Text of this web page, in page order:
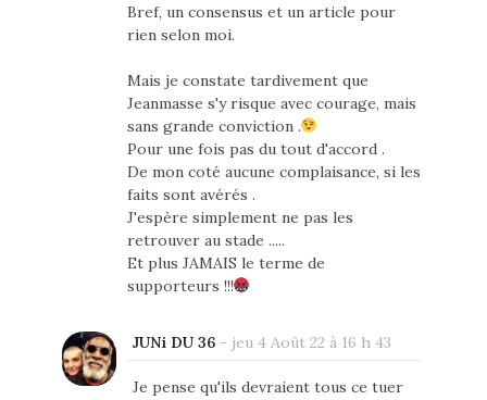
Bref, un consensus et un article pour
rien selon moi.
Mais je constate tardivement que
Jeanmasse s'y risque avec courage, mais
sans grande conviction .
Pour une fois pas du tout d'accord .
De mon coté aucune complaisance, si les
faits sont avérés .
J'espère simplement ne pas les
retrouver au stade .....
Et plus JAMAIS le terme de
supporteurs !!!
JUNi DU 36- jeu 4 Août 22 à 16 h 43
Je pense qu'ils devraient tous ce tuer